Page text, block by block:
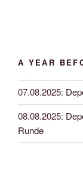
A YEAR
07.08.2025:
08.08.2025:
Runde